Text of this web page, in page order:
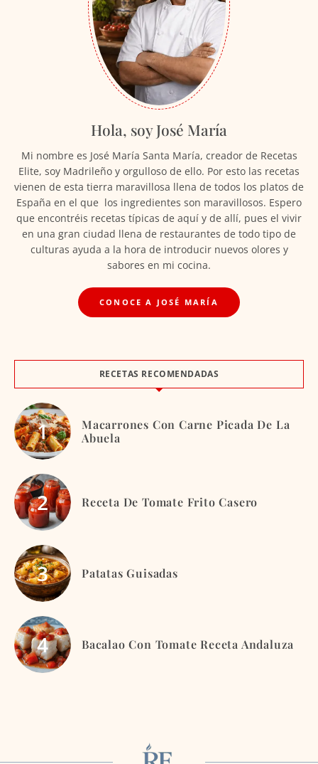
Hola, soy José María
Mi nombre es José María Santa María, creador de Recetas
Elite, soy Madrileño y orgulloso de ello. Por esto las recetas
vienen de esta tierra maravillosa llena de todos los platos de
España en el que los ingredientes son maravillosos. Espero
que encontréis recetas típicas de aquí y de allí, pues el vivir
en una gran ciudad llena de restaurantes de todo tipo de
culturas ayuda a la hora de introducir nuevos olores y
sabores en mi cocina.
CONOCE A JOSÉ MARÍA
RECETAS RECOMENDADAS
Macarrones Con Carne Picada De La
Abuela
Receta De Tomate Frito Casero
Patatas Guisadas
Bacalao Con Tomate Receta Andaluza